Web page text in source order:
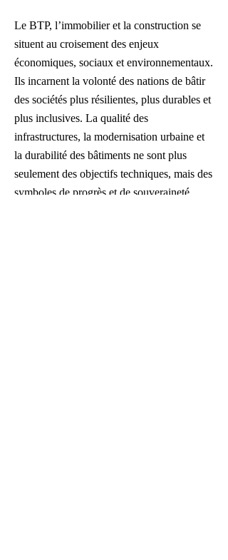
Le BTP, l’immobilier et la construction se
situent au croisement des enjeux
économiques, sociaux et environnementaux.
Ils incarnent la volonté des nations de bâtir
des sociétés plus résilientes, plus durables et
plus inclusives. La qualité des
infrastructures, la modernisation urbaine et
la durabilité des bâtiments ne sont plus
seulement des objectifs techniques, mais des
symboles de progrès et de souveraineté